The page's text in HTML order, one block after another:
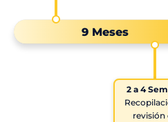
9 Meses
2 a 4
revisión